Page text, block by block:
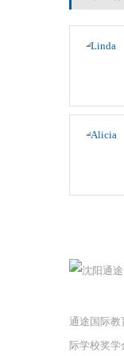
通途国际教
际学校奖